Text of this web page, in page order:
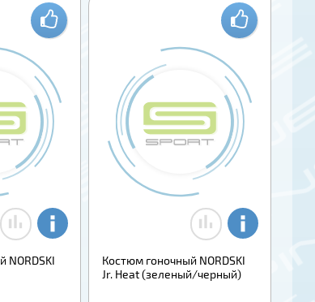
NORDSKI
Костюм гоночный NORDSKI
Jr. Heat (зеленый/черный)